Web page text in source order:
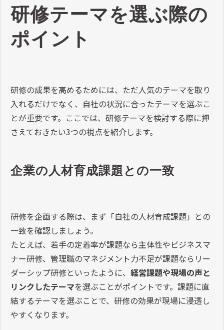
研修テーマを選ぶ際の
ポイント
研修の成果を高めるためには、ただ人気のテーマを取り
入れるだけでなく、自社の状況に合ったテーマを選ぶこ
とが重要です。ここでは、研修テーマを検討する際に押
さえておきたい3つの視点を紹介します。
企業の人材育成課題との一致
研修を企画する際は、まず「自社の人材育成課題」との
一致を確認しましょう。
たとえば、若手の定着率が課題なら主体性やビジネスマ
ナー研修、管理職のマネジメント力不足が課題ならリー
ダーシップ研修といったように、 経営課題や現場の声と
リンクしたテーマを選ぶことがポイントです。課題に直
結するテーマを選ぶことで、研修の効果が現場に浸透し
やすくなります。